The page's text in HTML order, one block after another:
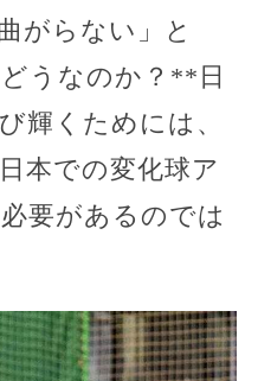
がらない」と
うなのか？**日
輝くためには、
本での変化球ア
要があるのでは